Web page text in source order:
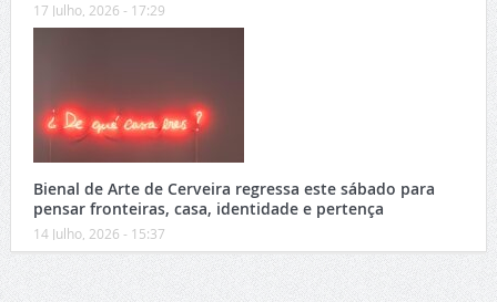
17 Julho, 2026 - 17:29
Bienal de Arte de Cerveira regressa este sábado para
pensar fronteiras, casa, identidade e pertença
14 Julho, 2026 - 15:37